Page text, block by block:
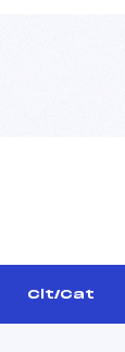
Clt/Cat